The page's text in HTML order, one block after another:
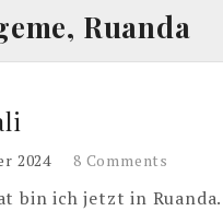
Ruanda
2024 8 Comments
bin ich jetzt in